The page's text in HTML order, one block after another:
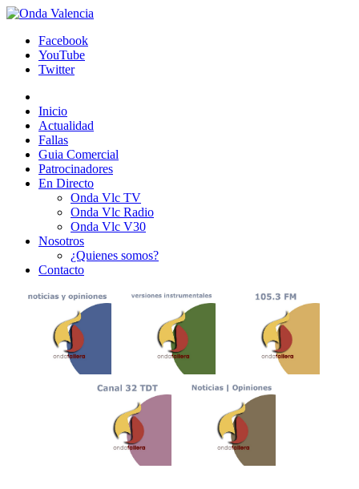
Facebook
YouTube
Twitter
Inicio
Actualidad
Fallas
Guia Comercial
Patrocinadores
En Directo
Onda Vlc TV
Onda Vlc Radio
Onda Vlc V30
Nosotros
¿Quienes somos?
Contacto